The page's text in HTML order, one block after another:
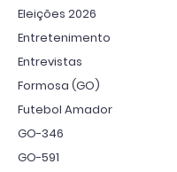
Eleições 2026
Entretenimento
Entrevistas
Formosa (GO)
Futebol Amador
GO-346
GO-591